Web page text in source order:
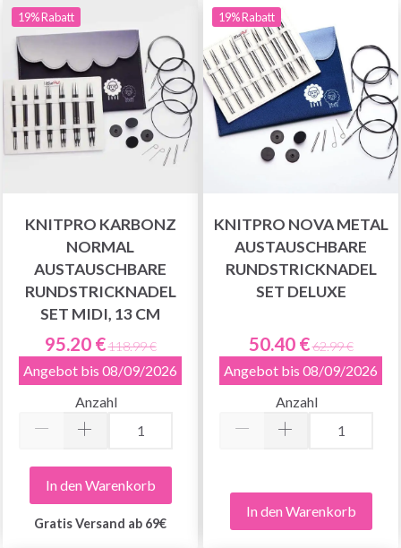
19% Rabatt
KNITPRO KARBONZ
NORMAL
AUSTAUSCHBARE
RUNDSTRICKNADEL
SET MIDI, 13 CM
95.20 €118.99 €
Angebot bis 08/09/2026
Anzahl
In den Warenkorb
Gratis Versand ab 69€
19% Rabatt
KNITPRO NOVA METAL
AUSTAUSCHBARE
RUNDSTRICKNADEL
SET DELUXE
50.40 €62.99 €
Angebot bis 08/09/2026
Anzahl
In den Warenkorb